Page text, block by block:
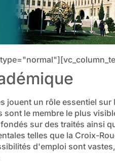
jouent un rôle essentiel
le membre le plus
sur des traités ainsi
telles que la Croix-
d'emploi sont